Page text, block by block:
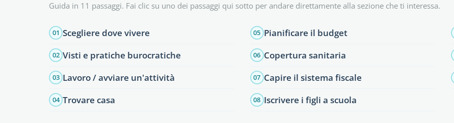
Guida in 11 passaggi. Fai clic su uno dei passaggi qui sotto per andare direttamente alla sezione che ti interessa.
01 Scegliere dove vivere
02 Visti e pratiche burocratiche
03 Lavoro / avviare un'attività
04 Trovare casa
05 Pianificare il budget
06 Copertura sanitaria
07 Capire il sistema fiscale
08 Iscrivere i figli a scuola